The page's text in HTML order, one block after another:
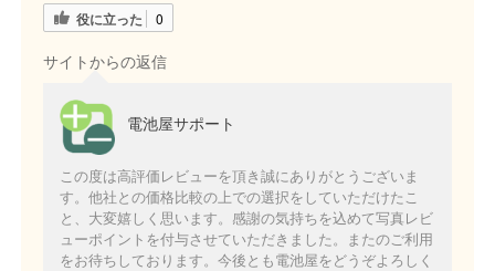
役に立った 0
サイトからの返信
電池屋サポート
この度は高評価レビューを頂き誠にありがとうございま
す。他社との価格比較の上での選択をしていただけたこ
と、大変嬉しく思います。感謝の気持ちを込めて写真レビ
ューポイントを付与させていただきました。またのご利用
をお待ちしております。今後とも電池屋をどうぞよろしく